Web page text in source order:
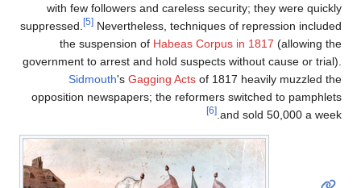
with few followers and careless security; they were quickly
suppressed.
[5] Nevertheless, techniques of repression included
the suspension of Habeas Corpus in 1817 (allowing the
government to arrest and hold suspects without cause or trial).
Sidmouth's Gagging Acts of 1817 heavily muzzled the
opposition newspapers; the reformers switched to pamphlets
and sold 50,000 a week.
[6]